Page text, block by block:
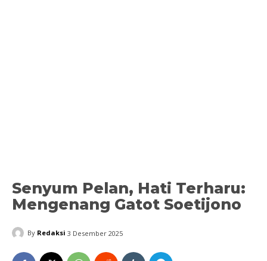
Senyum Pelan, Hati Terharu:
Mengenang Gatot Soetijono
By Redaksi 3 Desember 2025